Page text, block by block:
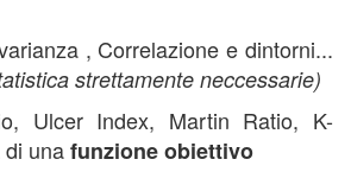
, Correlazione e dintorni...
strettamente neccessarie)
Ulcer Index, Martin Ratio, K-
unafunzione obiettivo